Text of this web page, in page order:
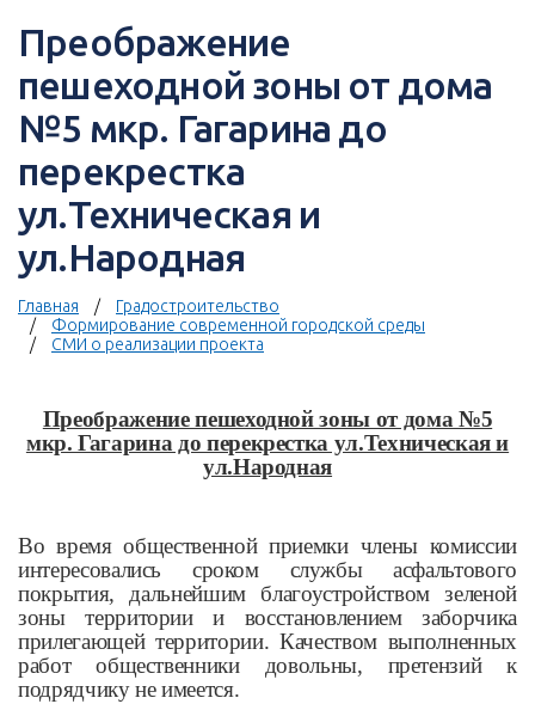
Преображение
пешеходной зоны от дома
№5 мкр. Гагарина до
перекрестка
ул.Техническая и
ул.Народная
Главная
Градостроительство
Формирование современной городской среды
СМИ о реализации проекта
Преображение пешеходной зоны от дома №5
мкр. Гагарина до перекрестка ул.Техническая и
ул.Народная
Во время общественной приемки члены комиссии
интересовались сроком службы асфальтового
покрытия, дальнейшим благоустройством зеленой
зоны территории и восстановлением заборчика
прилегающей территории. Качеством выполненных
работ общественники довольны, претензий к
подрядчику не имеется.